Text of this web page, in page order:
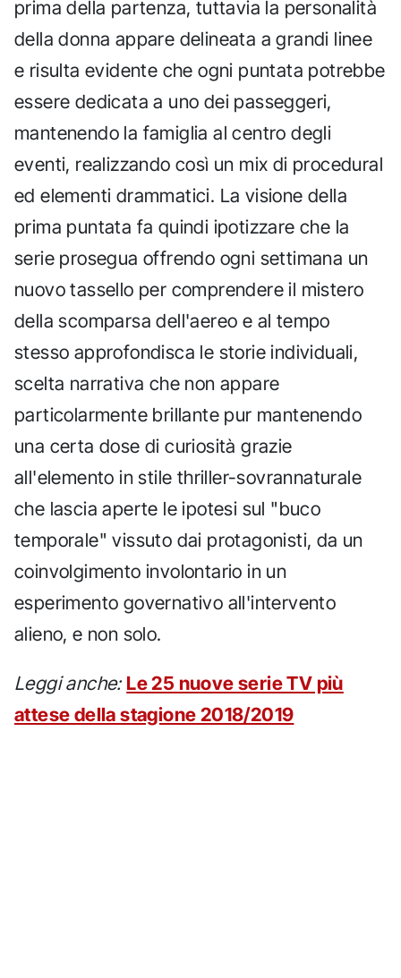
prima della partenza, tuttavia la personalità
della donna appare delineata a grandi linee
e risulta evidente che ogni puntata potrebbe
essere dedicata a uno dei passeggeri,
mantenendo la famiglia al centro degli
eventi, realizzando così un mix di procedural
ed elementi drammatici. La visione della
prima puntata fa quindi ipotizzare che la
serie prosegua offrendo ogni settimana un
nuovo tassello per comprendere il mistero
della scomparsa dell'aereo e al tempo
stesso approfondisca le storie individuali,
scelta narrativa che non appare
particolarmente brillante pur mantenendo
una certa dose di curiosità grazie
all'elemento in stile thriller-sovrannaturale
che lascia aperte le ipotesi sul "buco
temporale" vissuto dai protagonisti, da un
coinvolgimento involontario in un
esperimento governativo all'intervento
alieno, e non solo.
Leggi anche: Le 25 nuove serie TV più
attese della stagione 2018/2019